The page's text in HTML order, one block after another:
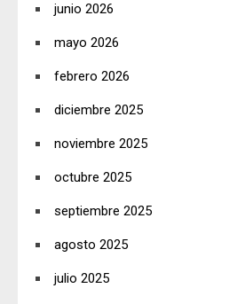
junio 2026
mayo 2026
febrero 2026
diciembre 2025
noviembre 2025
octubre 2025
septiembre 2025
agosto 2025
julio 2025